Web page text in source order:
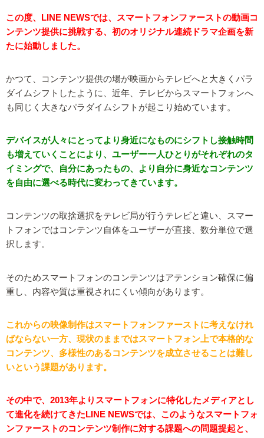
この度、LINE NEWSでは、スマートフォンファーストの動画コ
ンテンツ提供に挑戦する、初のオリジナル連続ドラマ企画を新
たに始動しました。
かつて、コンテンツ提供の場が映画からテレビへと大きくパラ
ダイムシフトしたように、近年、テレビからスマートフォンへ
も同じく大きなパラダイムシフトが起こり始めています。
デバイスが人々にとってより身近になものにシフトし接触時間
も増えていくことにより、ユーザー一人ひとりがそれぞれのタ
イミングで、自分にあったもの、より自分に身近なコンテンツ
を自由に選べる時代に変わってきています。
コンテンツの取捨選択をテレビ局が行うテレビと違い、スマー
トフォンではコンテンツ自体をユーザーが直接、数分単位で選
択します。
そのためスマートフォンのコンテンツはアテンション確保に偏
重し、内容や質は重視されにくい傾向があります。
これからの映像制作はスマートフォンファーストに考えなけれ
ばならない一方、現状のままではスマートフォン上で本格的な
コンテンツ、多様性のあるコンテンツを成立させることは難し
いという課題があります。
その中で、2013年よりスマートフォンに特化したメディアとし
て進化を続けてきたLINE NEWSでは、このようなスマートフォ
ンファーストのコンテンツ制作に対する課題への問題提起と、